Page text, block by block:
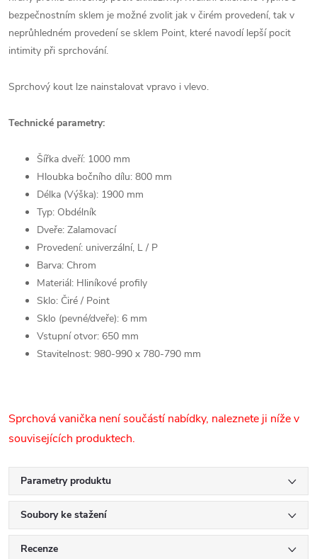
bezpečnostním sklem je možné zvolit jak v čirém provedení, tak v
neprůhledném provedení se sklem Point, které navodí lepší pocit
intimity při sprchování.
Sprchový kout lze nainstalovat vpravo i vlevo.
Technické parametry:
Šířka dveří: 1000 mm
Hloubka bočního dílu: 800 mm
Délka (Výška): 1900 mm
Typ: Obdélník
Dveře: Zalamovací
Provedení: univerzální, L / P
Barva: Chrom
Materiál: Hliníkové profily
Sklo: Čiré / Point
Sklo (pevné/dveře): 6 mm
Vstupní otvor: 650 mm
Stavitelnost: 980-990 x 780-790 mm
Sprchová vanička není součástí nabídky, naleznete ji níže v
souvisejících produktech.
Parametry produktu
Soubory ke stažení
Recenze